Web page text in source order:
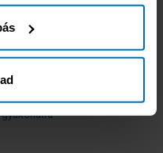
világra